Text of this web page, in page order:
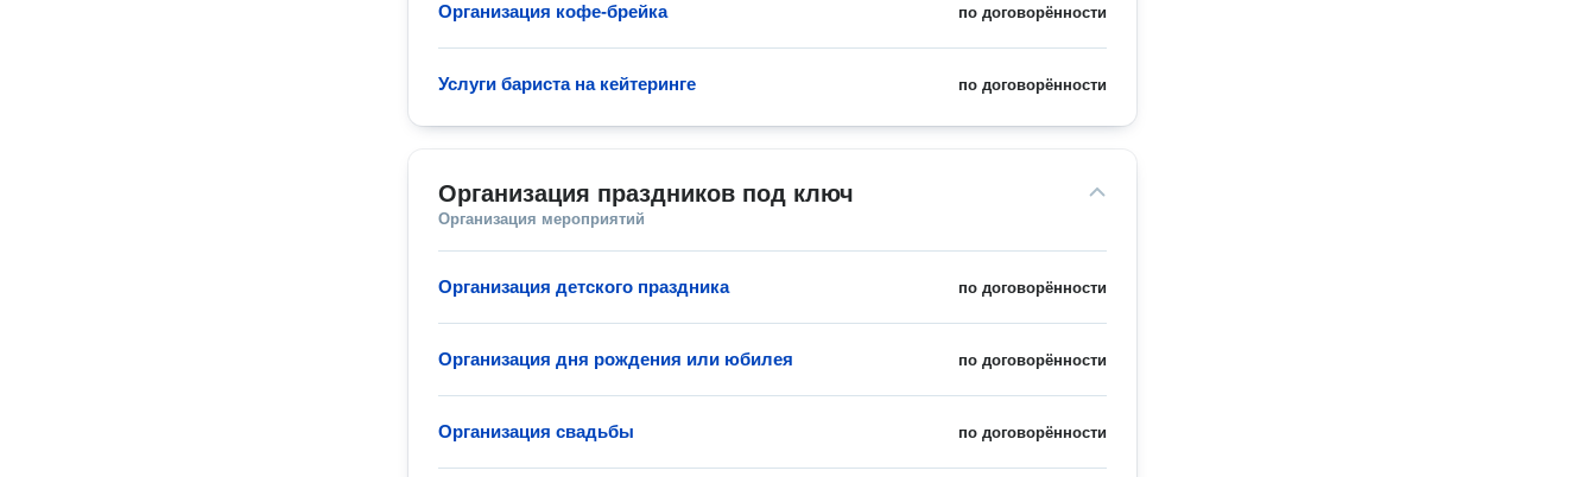
по договорённости
Организация кофе-брейка
по договорённости
Услуги бариста на кейтеринге
Организация праздников под ключ
Организация мероприятий
по договорённости
Организация детского праздника
по договорённости
Организация дня рождения или юбилея
по договорённости
Организация свадьбы